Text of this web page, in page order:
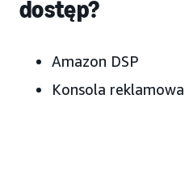
dostęp?
Amazon DSP
Konsola reklamowa